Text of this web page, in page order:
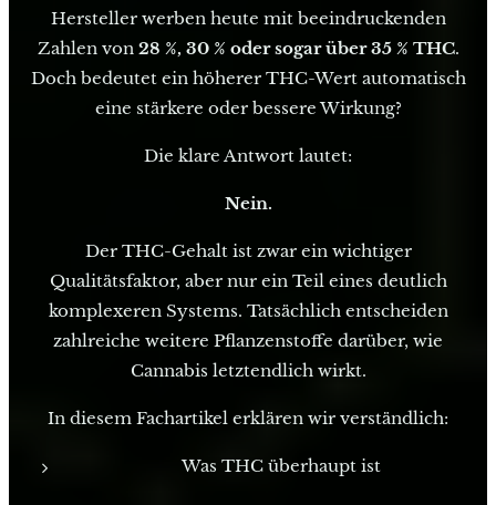
Hersteller werben heute mit beeindruckenden
Zahlen von 28 %, 30 % oder sogar über 35 % THC.
Doch bedeutet ein höherer THC-Wert automatisch
eine stärkere oder bessere Wirkung?
Die klare Antwort lautet:
Nein.
Der THC-Gehalt ist zwar ein wichtiger
Qualitätsfaktor, aber nur ein Teil eines deutlich
komplexeren Systems. Tatsächlich entscheiden
zahlreiche weitere Pflanzenstoffe darüber, wie
Cannabis letztendlich wirkt.
In diesem Fachartikel erklären wir verständlich:
Was THC überhaupt ist